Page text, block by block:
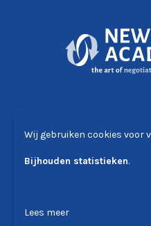
Avenue Winston
T. +32
Wij gebruiken cookies voor
Bijhouden statistieken.
Lees meer